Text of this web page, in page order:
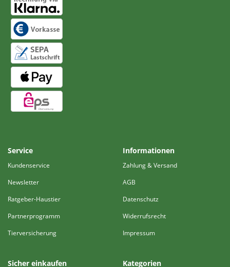
Service
Kundenservice
Newsletter
Ratgeber-Haustier
Partnerprogramm
Tierversicherung
Informationen
Zahlung & Versand
AGB
Datenschutz
Widerrufsrecht
Impressum
Sicher einkaufen Kategorien